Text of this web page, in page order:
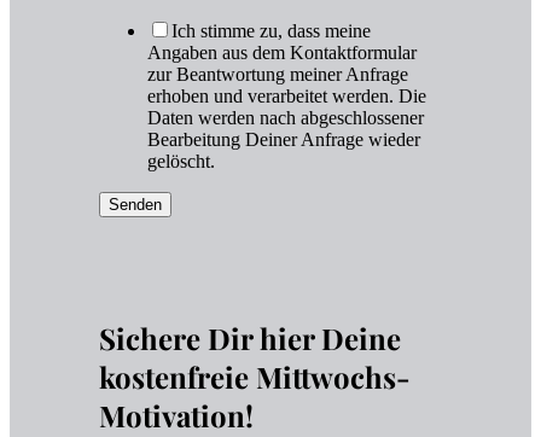
Ich stimme zu, dass meine
Angaben aus dem Kontaktformular
zur Beantwortung meiner Anfrage
erhoben und verarbeitet werden. Die
Daten werden nach abgeschlossener
Bearbeitung Deiner Anfrage wieder
gelöscht.
Senden
Sichere Dir hier Deine
kostenfreie Mittwochs-
Motivation!